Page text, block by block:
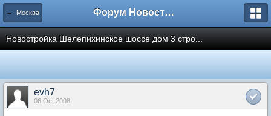
← Москва Форум Новостройки
Новостройка Шелепихинское шоссе дом 3 стро...
evh7
06 Oct 2008